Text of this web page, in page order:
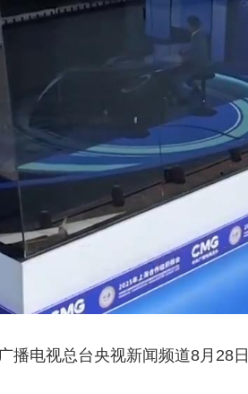
电视总台央视新闻频道8月28